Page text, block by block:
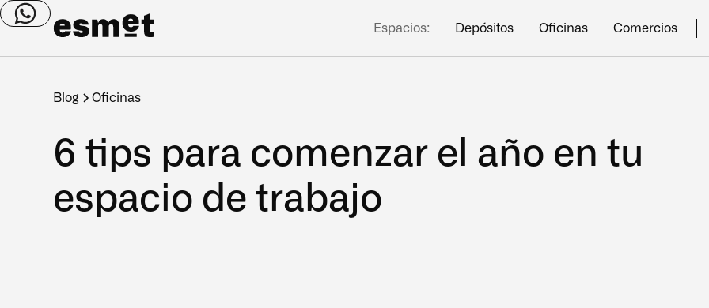
Espacios: Depósitos Oficinas Comercios
Blog Oficinas
6 tips para comenzar el año en tu
espacio de trabajo